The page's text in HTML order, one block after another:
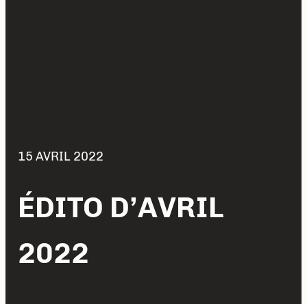
15 AVRIL 2022
ÉDITO D’AVRIL
2022